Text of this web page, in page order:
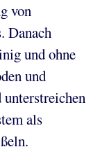
von
Danach
und ohne
und
als